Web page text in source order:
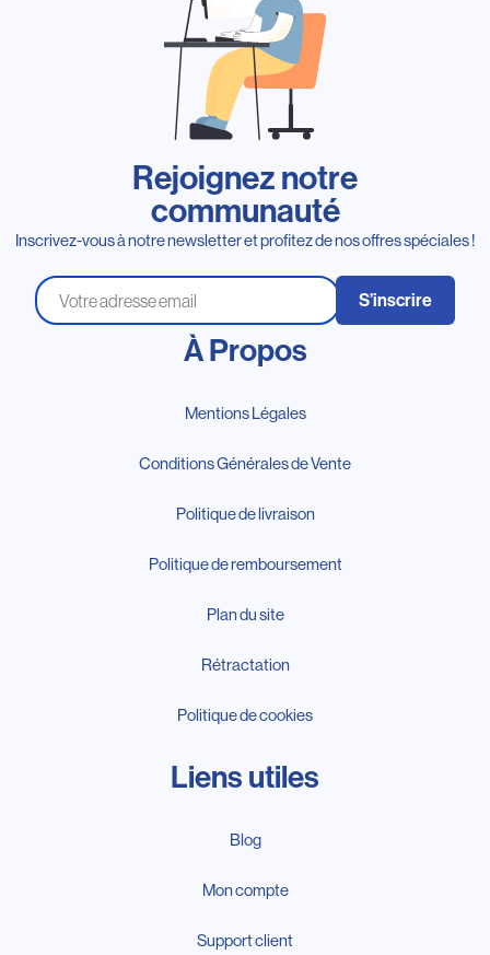
Rejoignez notre
communauté
Inscrivez-vous à notre newsletter et profitez de nos offres spéciales !
S’inscrire
À Propos
Mentions Légales
Conditions Générales de Vente
Politique de livraison
Politique de remboursement
Plan du site
Rétractation
Politique de cookies
Liens utiles
Blog
Mon compte
Support client